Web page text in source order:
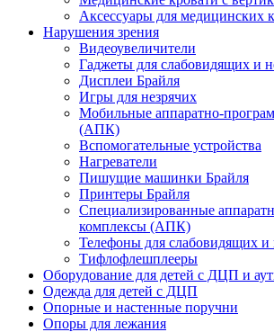
Аксессуары для медицинских
Нарушения зрения
Видеоувеличители
Гаджеты для слабовидящих и
Дисплеи Брайля
Игры для незрячих
Мобильные аппаратно-
(АПК)
Вспомогательные устройства
Нагреватели
Пишущие машинки Брайля
Принтеры Брайля
Специализированные
комплексы (АПК)
Телефоны для слабовидящих и
Тифлофлешплееры
Оборудование для детей с ДЦП и
Одежда для детей с ДЦП
Опорные и настенные поручни
Опоры для лежания